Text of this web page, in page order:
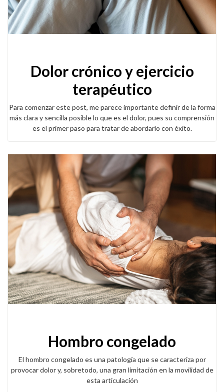
Dolor crónico y ejercicio
terapéutico
Para comenzar este post, me parece importante definir de la forma
más clara y sencilla posible lo que es el dolor, pues su comprensión
es el primer paso para tratar de abordarlo con éxito.
Hombro congelado
El hombro congelado es una patología que se caracteriza por
provocar dolor y, sobretodo, una gran limitación en la movilidad de
esta articulación